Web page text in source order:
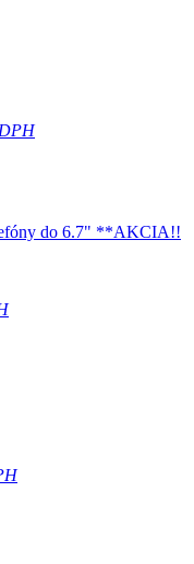
do 6.7" **AKCIA!!